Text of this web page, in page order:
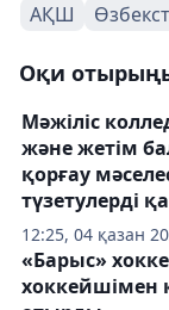
АҚШ
Оқи
12:25, 04 қазан
Мәжіліс
және жетім
қорғау
түзетулерді
«Барыс»
хоккейшімен